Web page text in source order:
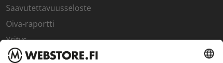
Saavutettavuusseloste
Oiva-raportti
Yritys
SISÄPIIRI